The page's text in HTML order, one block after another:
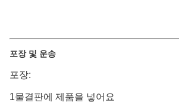
포장 및 운송
포장:
1물결판에 제품을 넣어요